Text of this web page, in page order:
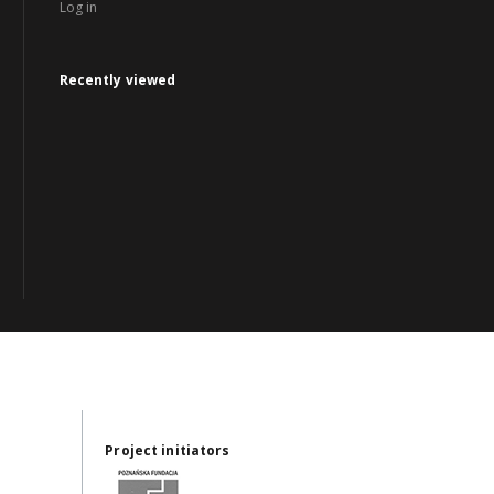
Log in
Recently viewed
Project initiators